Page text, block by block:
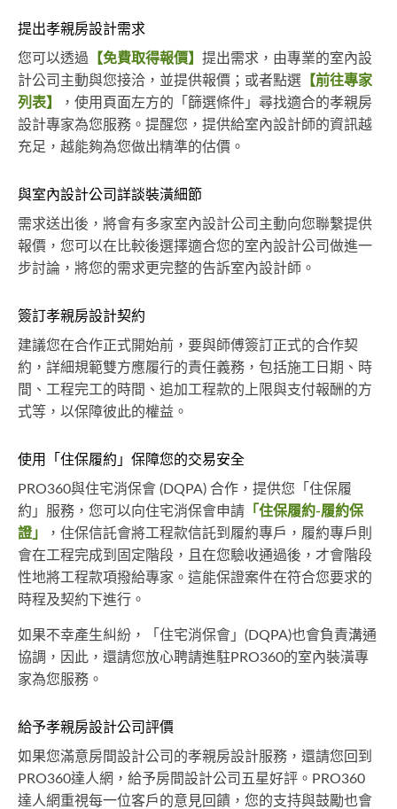
提出孝親房設計需求
您可以透過 【免費取得報價】 提出需求，由專業的室內設
計公司主動與您接洽，並提供報價；或者點選 【前往專家
列表】
，使用頁面左方的「篩選條件」尋找適合的孝親房
設計專家為您服務。提醒您，提供給室內設計師的資訊越
充足，越能夠為您做出精準的估價。
與室內設計公司詳談裝潢細節
需求送出後，將會有多家室內設計公司主動向您聯繫提供
報價，您可以在比較後選擇適合您的室內設計公司做進一
步討論，將您的需求更完整的告訴室內設計師。
簽訂孝親房設計契約
建議您在合作正式開始前，要與師傅簽訂正式的合作契
約，詳細規範雙方應履行的責任義務，包括施工日期、時
間、工程完工的時間、追加工程款的上限與支付報酬的方
式等，以保障彼此的權益。
使用「住保履約」保障您的交易安全
PRO360與住宅消保會 (DQPA) 合作，提供您「住保履
約」服務，您可以向住宅消保會申請 「住保履約-履約保
證」
，住保信託會將工程款信託到履約專戶，履約專戶則
會在工程完成到固定階段，且在您驗收通過後，才會階段
性地將工程款項撥給專家。這能保證案件在符合您要求的
時程及契約下進行。
如果不幸產生糾紛，「住宅消保會」(DQPA)也會負責溝通
協調，因此，還請您放心聘請進駐PRO360的室內裝潢專
家為您服務。
給予孝親房設計公司評價
如果您滿意房間設計公司的孝親房設計服務，還請您回到
PRO360達人網，給予房間設計公司五星好評。PRO360
達人網重視每一位客戶的意見回饋，您的支持與鼓勵也會